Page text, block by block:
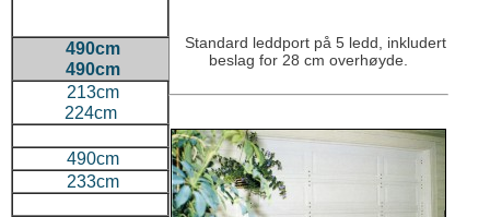
490cm
490cm
213cm
224cm
490cm
233cm
Standard leddport på 5 ledd, inkludert
beslag for 28 cm overhøyde.